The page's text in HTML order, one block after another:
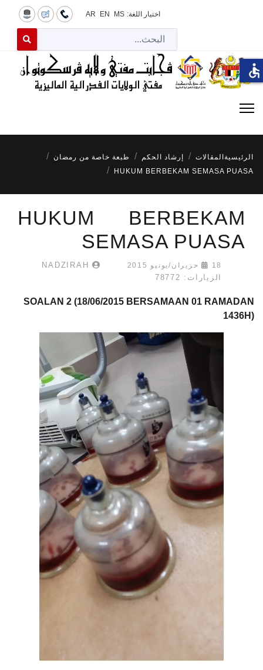
اختيار اللغة: MS
EN
AR
for results.
الرئيسية المقالات إرشاد الحكم
طبعة خاصة من رمضان
HUKUM BERBEKAM SEMASA PUASA
HUKUM BERBEKAM
SEMASA PUASA
18 حزيران/يونيو 2015
الزيارات: 78772
SOALAN 2 (18/06/2015 BERSAMAAN 01 RAMADAN
1436H)
accessible